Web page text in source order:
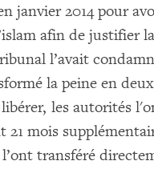
janvier 2014 pour
afin de justifier
l’avait
la peine en
les autorités
mois
transféré